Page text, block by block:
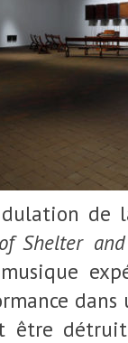
de
Shelter
être